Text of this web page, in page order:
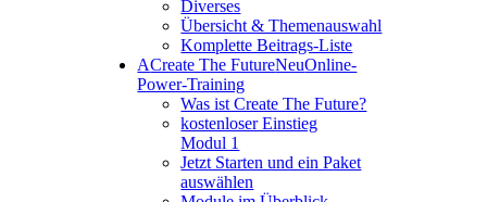
Diverses
Übersicht & Themenauswahl
Komplette Beitrags-Liste
ACreate The FutureNeuOnline-
Power-Training
Was ist Create The Future?
kostenloser Einstieg
Modul 1
Jetzt Starten und ein Paket
auswählen